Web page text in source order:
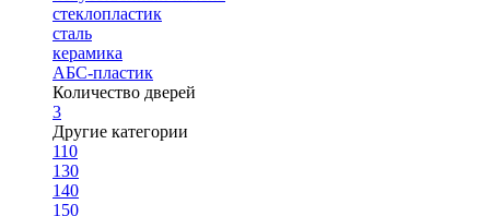
стеклопластик
сталь
керамика
АБС-пластик
Количество дверей
3
Другие категории
110
130
140
150